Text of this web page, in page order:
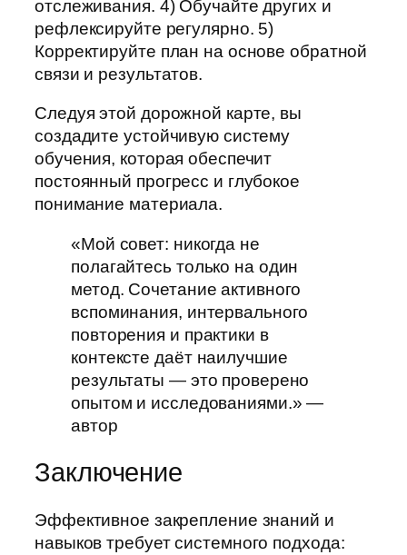
отслеживания. 4) Обучайте других и
рефлексируйте регулярно. 5)
Корректируйте план на основе обратной
связи и результатов.
Следуя этой дорожной карте, вы
создадите устойчивую систему
обучения, которая обеспечит
постоянный прогресс и глубокое
понимание материала.
«Мой совет: никогда не
полагайтесь только на один
метод. Сочетание активного
вспоминания, интервального
повторения и практики в
контексте даёт наилучшие
результаты — это проверено
опытом и исследованиями.» —
автор
Заключение
Эффективное закрепление знаний и
навыков требует системного подхода: